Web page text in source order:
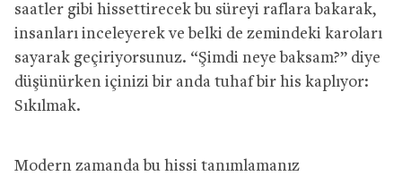
saatler gibi hissettirecek bu süreyi raflara bakarak,
insanları inceleyerek ve belki de zemindeki karoları
sayarak geçiriyorsunuz. “Şimdi neye baksam?” diye
düşünürken içinizi bir anda tuhaf bir his kaplıyor:
Sıkılmak.
Modern zamanda bu hissi tanımlamanız